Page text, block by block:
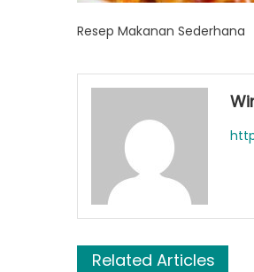
Resep Makanan Sederhana
Related Articles